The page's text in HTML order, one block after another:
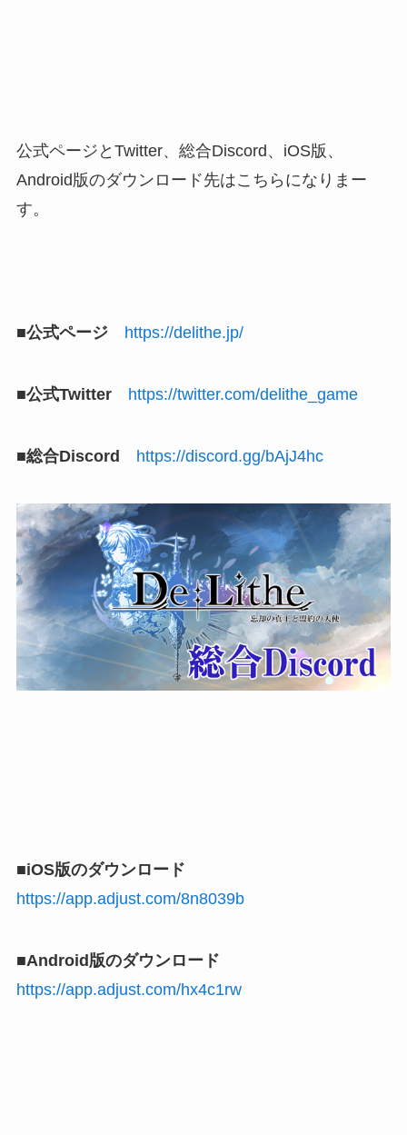
公式ページとTwitter、総合Discord、iOS版、
Android版のダウンロード先はこちらになりまー
す。
■公式ページ https://delithe.jp/
■公式Twitter https://twitter.com/delithe_game
■総合Discord https://discord.gg/bAjJ4hc
■iOS版のダウンロード
https://app.adjust.com/8n8039b
■Android版のダウンロード
https://app.adjust.com/hx4c1rw